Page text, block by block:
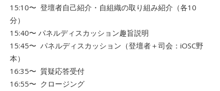
15:10〜 登壇者自己紹介・自組織の取り組み紹介（各10
分）
15:40〜 パネルディスカッション趣旨説明
15:45〜 パネルディスカッション（登壇者＋司会：iOSC野
本）
16:35〜 質疑応答受付
16:55〜 クロージング